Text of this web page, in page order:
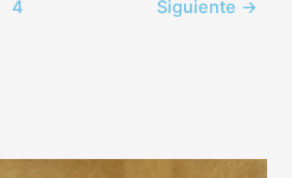
4 Siguiente →